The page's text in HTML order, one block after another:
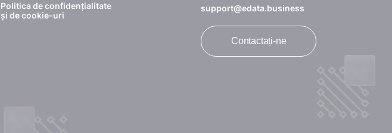
Politica de confidențialitate
și de cookie-uri
support@edata.business
Contactați-ne